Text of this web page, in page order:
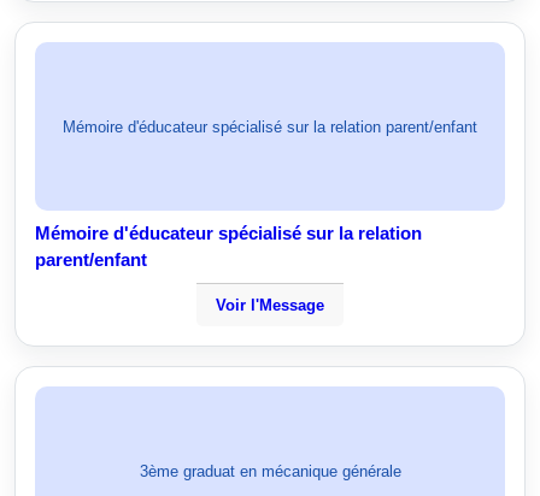
Mémoire d'éducateur spécialisé sur la relation parent/enfant
Mémoire d'éducateur spécialisé sur la relation
parent/enfant
Voir l'Message
3ème graduat en mécanique générale